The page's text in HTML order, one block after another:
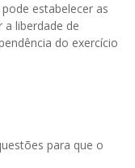
estabelecer as
a liberdade de
do exercício
para que o